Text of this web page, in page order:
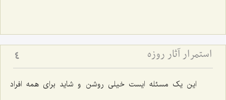
استمرار آثار روزه 4
این یک مسئله ایست خیلی روشن و شاید برای همه افراد